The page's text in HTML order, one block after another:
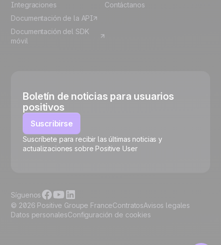
🍪
Gestionar cookies
Integraciones
Documentación de la API
Documentación del SDK
móvil
Contáctanos
Boletín de noticias para usuarios
positivos
Suscribirse
Suscríbete para recibir las últimas noticias y
actualizaciones sobre Positive User
© 2026 Positive Groupe FranceContratosAvisos legales
Datos personalesConfiguración de cookies
Síguenos